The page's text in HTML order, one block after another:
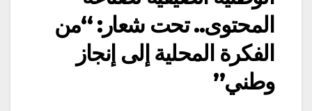
المحتوى.. تحت شعار: “من
الفكرة المحلية إلى إنجاز
وطني”